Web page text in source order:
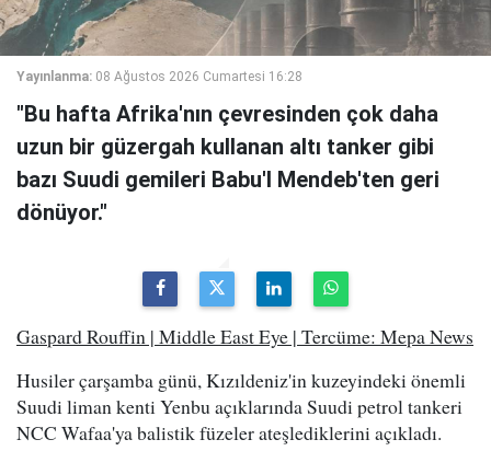
Yayınlanma: 08 Ağustos 2026 Cumartesi 16:28
"Bu hafta Afrika'nın çevresinden çok daha
uzun bir güzergah kullanan altı tanker gibi
bazı Suudi gemileri Babu'l Mendeb'ten geri
dönüyor."
Gaspard Rouffin | Middle East Eye | Tercüme: Mepa News
Husiler çarşamba günü, Kızıldeniz'in kuzeyindeki önemli
Suudi liman kenti Yenbu açıklarında Suudi petrol tankeri
NCC Wafaa'ya balistik füzeler ateşlediklerini açıkladı.